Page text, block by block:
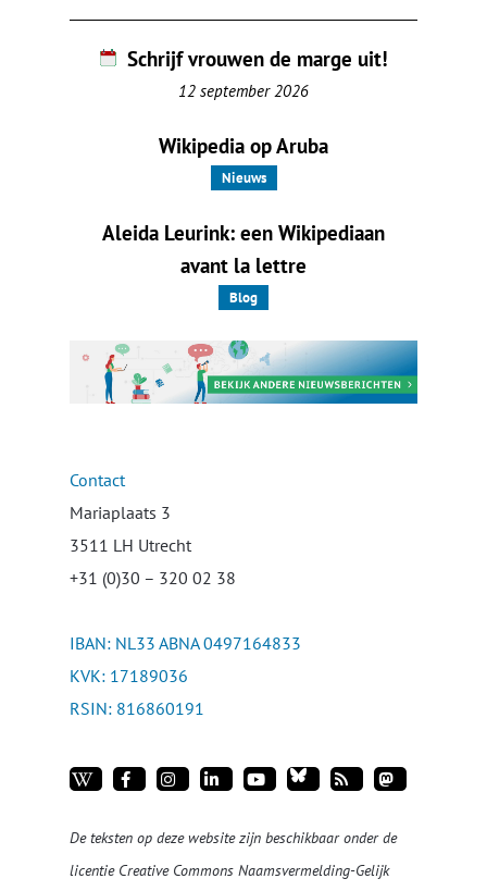
Schrijf vrouwen de marge uit!
12 september 2026
Wikipedia op Aruba
Nieuws
Aleida Leurink: een Wikipediaan
avant la lettre
Blog
Contact
Mariaplaats 3
3511 LH Utrecht
+31 (0)30 – 320 02 38
IBAN: NL33 ABNA 0497164833
KVK: 17189036
RSIN: 816860191
De teksten op deze website zijn beschikbaar onder de
licentie Creative Commons Naamsvermelding-Gelijk